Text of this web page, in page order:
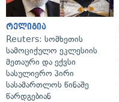
რელიგია
Reuters: სომხეთის
სამოციქულო ეკლესიის
მეთაური და ექვსი
სასულიერო პირი
სასამართლოს წინაშე
წარდგებიან